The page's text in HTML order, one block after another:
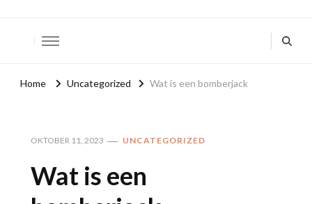
Home Uncategorized Wat is een bomberjack
OKTOBER 11, 2023 UNCATEGORIZED
Wat is een